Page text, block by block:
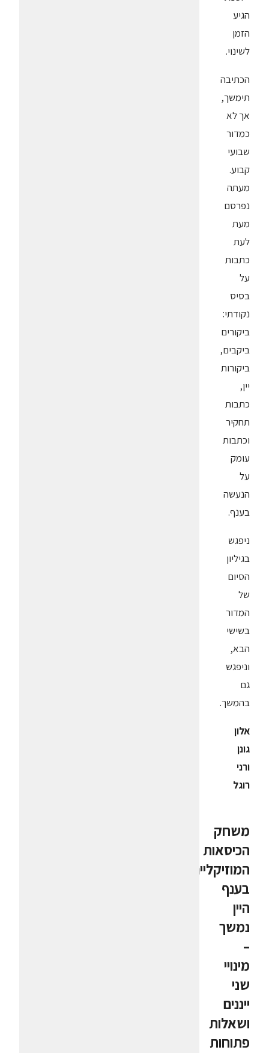
הגיע
הזמן
לשינוי.
הכתיבה
תימשך,
אך לא
כמדור
שבועי
קבוע.
מעתה
נפרסם
מעת
לעת
כתבות
על
בסיס
נקודתי:
ביקורים
ביקבים,
ביקורות
יין,
כתבות
תחקיר
וכתבות
עומק
על
הנעשה
בענף.
ניפגש
בגיליון
הסיום
של
המדור
בשישי
הבא,
וניפגש
גם
בהמשך.
אלון
גונן
ורני
רוגל
משחק
הכיסאות
המוזיקליים
בענף
היין
נמשך
–
מינויי
שני
ייננים
ושאלות
פתוחות